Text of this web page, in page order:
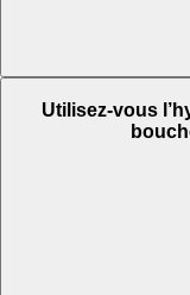
Utilisez-vous